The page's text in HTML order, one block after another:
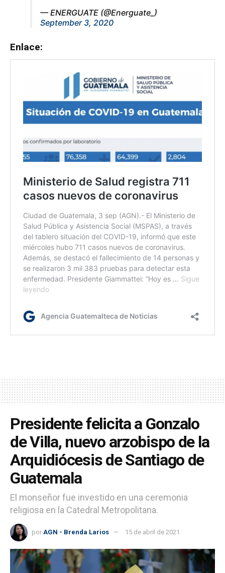
— ENERGUATE (@Energuate_)
September 3, 2020
Enlace:
Presidente felicita a Gonzalo
de Villa, nuevo arzobispo de la
Arquidiócesis de Santiago de
Guatemala
El monseñor fue investido en una ceremonia
religiosa en la Catedral Metropolitana.
por AGN - Brenda Larios 15 de abril de 2021